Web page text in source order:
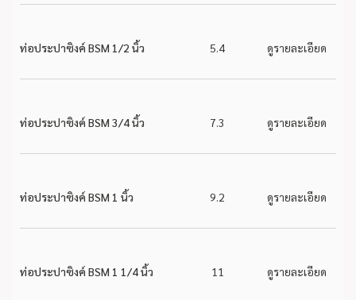
ท่อประปาซิงค์ BSM 1/2 นิ้ว 5.4 ดูรายละเอียด
ท่อประปาซิงค์ BSM 3/4 นิ้ว 7.3 ดูรายละเอียด
ท่อประปาซิงค์ BSM 1 นิ้ว 9.2 ดูรายละเอียด
ท่อประปาซิงค์ BSM 1 1/4 นิ้ว 11 ดูรายละเอียด